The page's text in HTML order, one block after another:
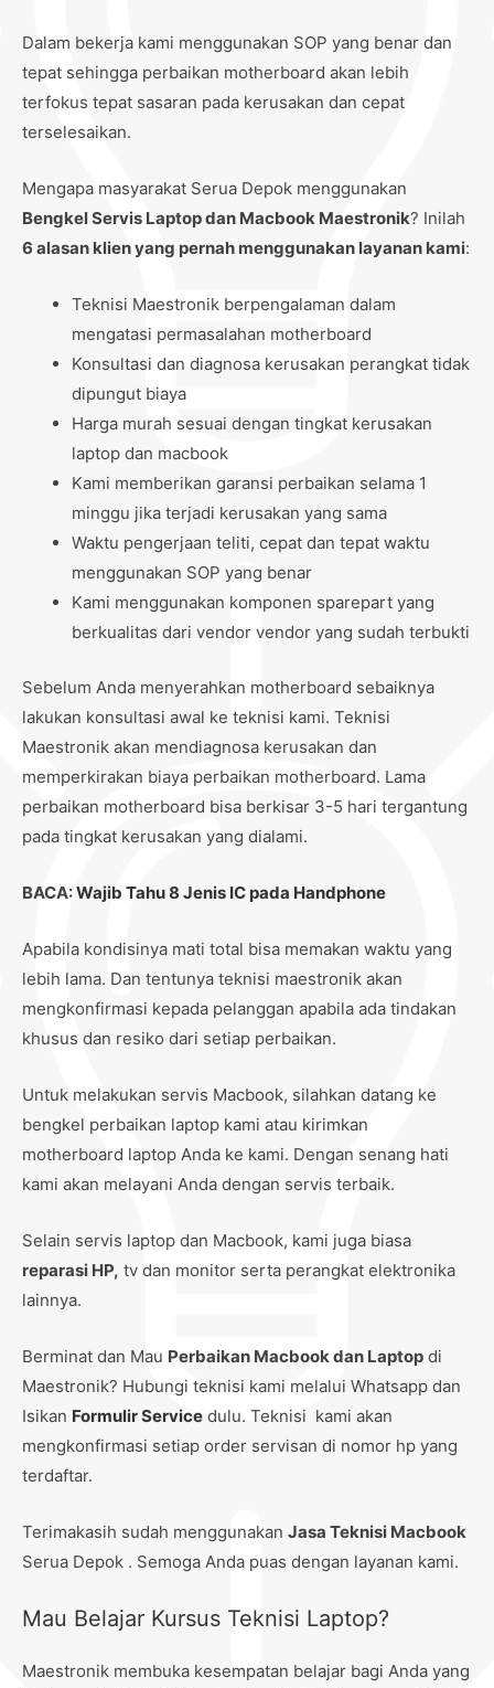
Dalam bekerja kami menggunakan SOP yang benar dan
tepat sehingga perbaikan motherboard akan lebih
terfokus tepat sasaran pada kerusakan dan cepat
terselesaikan.
Mengapa masyarakat Serua Depok menggunakan
Bengkel Servis Laptop dan Macbook Maestronik? Inilah
6 alasan klien yang pernah menggunakan layanan kami:
Teknisi Maestronik berpengalaman dalam
mengatasi permasalahan motherboard
Konsultasi dan diagnosa kerusakan perangkat tidak
dipungut biaya
Harga murah sesuai dengan tingkat kerusakan
laptop dan macbook
Kami memberikan garansi perbaikan selama 1
minggu jika terjadi kerusakan yang sama
Waktu pengerjaan teliti, cepat dan tepat waktu
menggunakan SOP yang benar
Kami menggunakan komponen sparepart yang
berkualitas dari vendor vendor yang sudah terbukti
Sebelum Anda menyerahkan motherboard sebaiknya
lakukan konsultasi awal ke teknisi kami. Teknisi
Maestronik akan mendiagnosa kerusakan dan
memperkirakan biaya perbaikan motherboard. Lama
perbaikan motherboard bisa berkisar 3-5 hari tergantung
pada tingkat kerusakan yang dialami.
BACA:Wajib Tahu 8 Jenis IC pada Handphone
Apabila kondisinya mati total bisa memakan waktu yang
lebih lama. Dan tentunya teknisi maestronik akan
mengkonfirmasi kepada pelanggan apabila ada tindakan
khusus dan resiko dari setiap perbaikan.
Untuk melakukan servis Macbook, silahkan datang ke
bengkel perbaikan laptop kami atau kirimkan
motherboard laptop Anda ke kami. Dengan senang hati
kami akan melayani Anda dengan servis terbaik.
Selain servis laptop dan Macbook, kami juga biasa
reparasi HP, tv dan monitor serta perangkat elektronika
lainnya.
Berminat dan Mau Perbaikan Macbook dan Laptop di
Maestronik? Hubungi teknisi kami melalui Whatsapp dan
Isikan Formulir Service dulu. Teknisi kami akan
mengkonfirmasi setiap order servisan di nomor hp yang
terdaftar.
Terimakasih sudah menggunakan Jasa Teknisi Macbook
Serua Depok . Semoga Anda puas dengan layanan kami.
Mau Belajar Kursus Teknisi Laptop?
Maestronik membuka kesempatan belajar bagi Anda yang